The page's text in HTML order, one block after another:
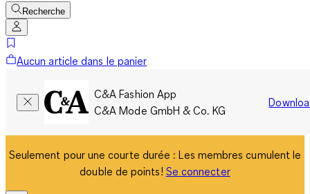
Recherche
Aucun article dans le panier
C&A Fashion App
C&A Mode GmbH & Co. KG
Seulement pour une courte durée : Les membres cumulent le
double de points! Se connecter